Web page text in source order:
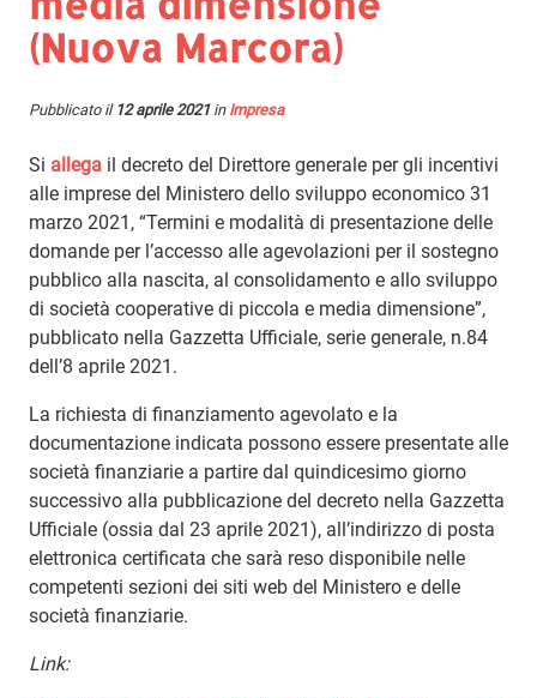
(Nuova Marcora)
Pubblicato il 12 aprile 2021in Impresa
Si allega il decreto del Direttore generale per gli incentivi
alle imprese del Ministero dello sviluppo economico 31
marzo 2021, “Termini e modalità di presentazione delle
domande per l’accesso alle agevolazioni per il sostegno
pubblico alla nascita, al consolidamento e allo sviluppo
di società cooperative di piccola e media dimensione”,
pubblicato nella Gazzetta Ufficiale, serie generale, n.84
dell’8 aprile 2021.
La richiesta di finanziamento agevolato e la
documentazione indicata possono essere presentate alle
società finanziarie a partire dal quindicesimo giorno
successivo alla pubblicazione del decreto nella Gazzetta
Ufficiale (ossia dal 23 aprile 2021), all’indirizzo di posta
elettronica certificata che sarà reso disponibile nelle
competenti sezioni dei siti web del Ministero e delle
società finanziarie.
Link: